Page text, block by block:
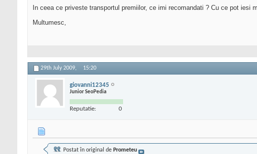
In ceea ce priveste transportul premiilor, ce imi recomandati ? Cu ce pot
Multumesc,
29th July 2009, 15:20
giovanni12345
Junior SeoPedia
Reputatie: 0
Postat în original de Prometeu